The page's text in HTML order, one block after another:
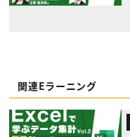
関連Eラーニング